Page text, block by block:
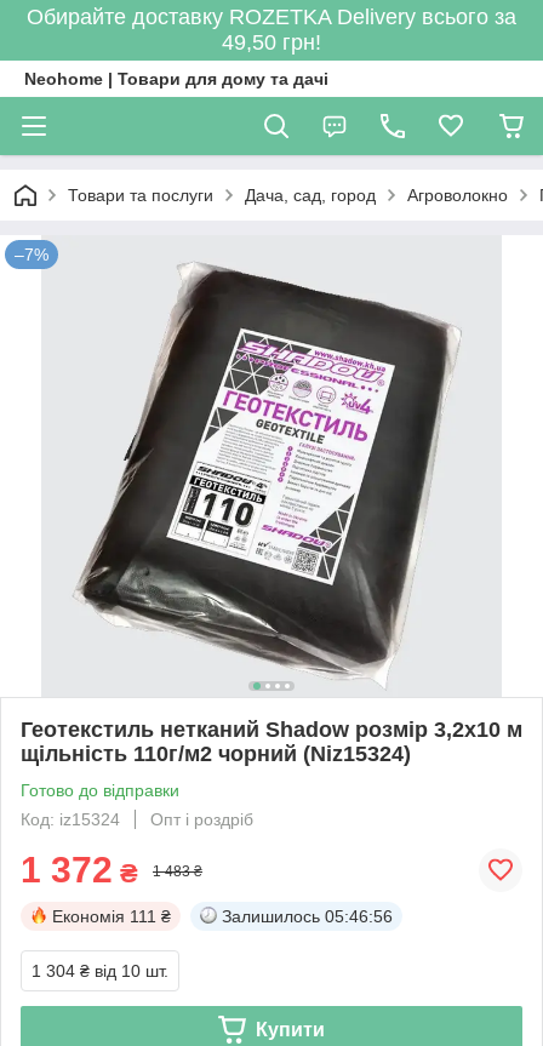
Обирайте доставку ROZETKA Delivery всього за
49,50 грн!
Neohome | Товари для дому та дачі
Товари та послуги Дача, сад, город Агроволокно
–7%
Геотекстиль нетканий Shadow розмір 3,2х10 м
щільність 110г/м2 чорний (Niz15324)
Готово до відправки
Код: iz15324
Опт і роздріб
1 372 ₴ 1 483 ₴
Економія 111 ₴ Залишилось 05:46:56
1 304 ₴ від 10 шт.
Купити